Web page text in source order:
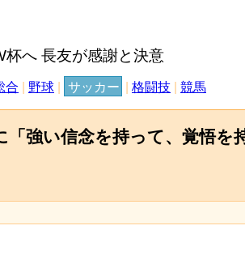
杯へ 長友が感謝と決意
合 野球 サッカー 格闘技 競馬
強い信念を持って、覚悟を